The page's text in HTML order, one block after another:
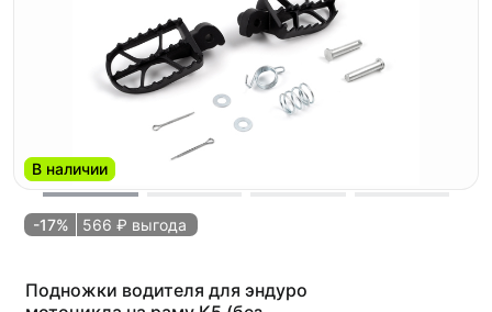
В наличии
-17% 566 ₽ выгода
Подножки водителя для эндуро